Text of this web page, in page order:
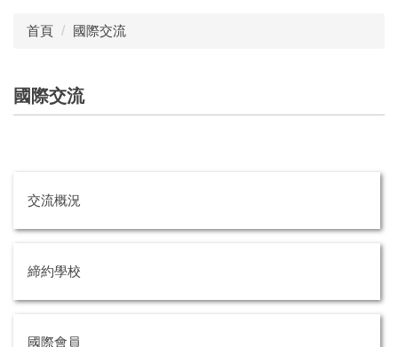
首頁 國際交流
國際交流
交流概況
締約學校
國際會員